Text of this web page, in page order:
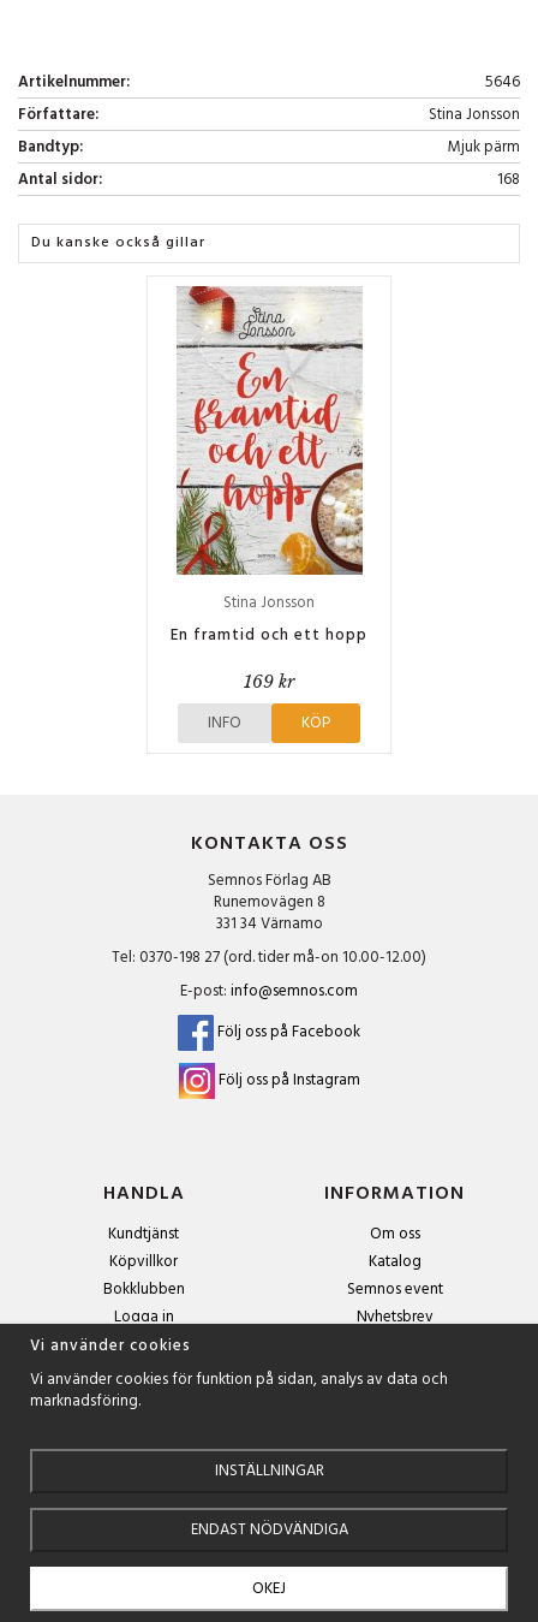
Artikelnummer:
5646
Författare:
Stina Jonsson
Bandtyp:
Mjuk pärm
Antal sidor:
168
Du kanske också gillar
Stina Jonsson
En framtid och ett hopp
169 kr
INFO KÖP
KONTAKTA OSS
Semnos Förlag AB
Runemovägen 8
331 34 Värnamo
Tel: 0370-198 27 (ord. tider må-on 10.00-12.00)
E-post:info@semnos.com
Följ oss på Facebook
Följ oss på Instagram
HANDLA
Kundtjänst
Köpvillkor
Bokklubben
Logga in
INFORMATION
Om oss
Katalog
Semnos event
Nyhetsbrev
Anmäl dig till nyhetsbrevet och få exklusiva erbjudanden och
spännande boktips!
Drift & produktion:Wikinggruppen
Vi använder cookies
Vi använder cookies för funktion på sidan, analys av data och
marknadsföring.
INSTÄLLNINGAR
ENDAST NÖDVÄNDIGA
OKEJ